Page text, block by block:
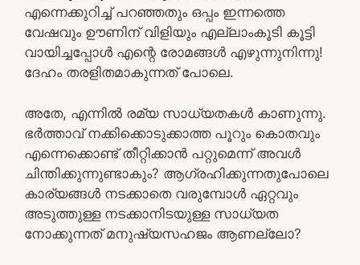
എന്നെക്കുറിച്ച് പറഞ്ഞതും ഒപ്പം ഇന്നത്തെ
വേഷവും ഊണിന് വിളിയും എല്ലാംകൂടി കൂട്ടി
വായിച്ചപ്പോള്‍ എന്റെ രോമങ്ങള്‍ എഴുന്നുനിന്നു!
ദേഹം തരളിതമാകുന്നത് പോലെ.
അതേ, എന്നില്‍ രമ്യ സാധ്യതകള്‍ കാണുന്നു.
ഭര്‍ത്താവ് നക്കിക്കൊടുക്കാത്ത പൂറും കൊതവും
എന്നെക്കൊണ്ട് തീറ്റിക്കാന്‍ പറ്റുമെന്ന് അവള്‍
ചിന്തിക്കുന്നുണ്ടാകും? ആഗ്രഹിക്കുന്നതുപോലെ
കാര്യങ്ങള്‍ നടക്കാതെ വരുമ്പോള്‍ ഏറ്റവും
അടുത്തുള്ള നടക്കാനിടയുള്ള സാധ്യത
നോക്കുന്നത് മനുഷ്യസഹജം ആണല്ലോ?